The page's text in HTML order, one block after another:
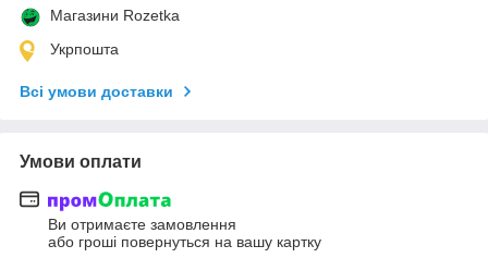
Магазини Rozetka
Укрпошта
Всі умови доставки
Умови оплати
Ви отримаєте замовлення
або гроші повернуться на вашу картку